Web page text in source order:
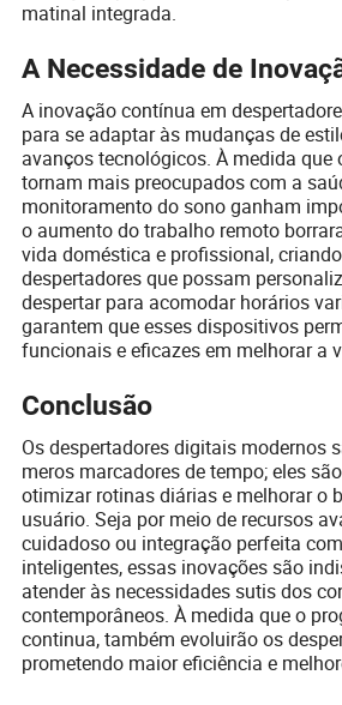
matinal integrada.
A Necessidade de
A inovação contínua em
para se adaptar às mudanças de
avanços tecnológicos. À medida que
tornam mais preocupados com a
monitoramento do sono ganham
o aumento do trabalho remoto
vida doméstica e profissional,
despertadores que possam
despertar para acomodar horários
garantem que esses dispositivos
funcionais e eficazes em melhorar a
Conclusão
Os despertadores digitais modernos
meros marcadores de tempo; eles
otimizar rotinas diárias e melhorar o
usuário. Seja por meio de recursos
cuidadoso ou integração perfeita
inteligentes, essas inovações são
atender às necessidades sutis dos
contemporâneos. À medida que o
continua, também evoluirão os
prometendo maior eficiência e